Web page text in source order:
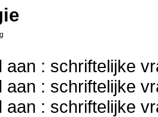
aan : schriftelijke
aan : schriftelijke
aan : schriftelijke